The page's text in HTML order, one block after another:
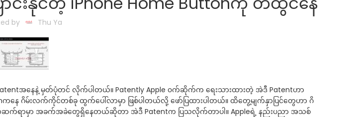
by Thu Ya
အနေနဲ့ မှတ်ပုံတင် လိုက်ပါတယ်။ Patently Apple ၀က်ဆိုက်က ရေးသားထားတဲ့ အဲဒီ Patentဟာ
နေ ဂိမ်းလက်ကိုင်တစ်ခု ထွက်ပေါ်လာမှာ ဖြစ်ပါတယ်လို့ ဖော်ပြထားပါတယ်။ ထိတွေ့မျက်နှာပြင်တွေဟာ ဂိ
ဆက်ရာမှာ အခက်အခဲတွေရှိနေတယ်ဆိုတာ အဲဒီ Patentက ပြသလိုက်တာပါ။ Appleရဲ့ နည်းပညာ အသစ်